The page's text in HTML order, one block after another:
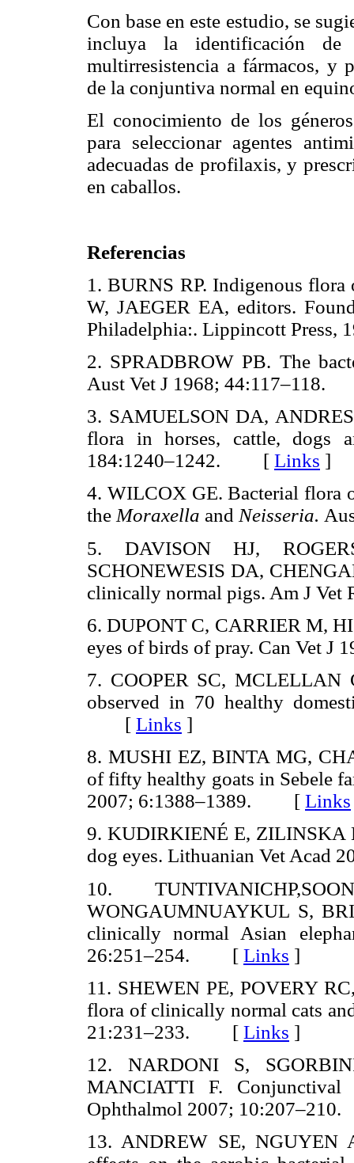
Con base en este estudio, se
incluya la identificación
multirresistencia a fármacos, y
de la conjuntiva normal en
El conocimiento de los
para seleccionar agentes
adecuadas de profilaxis, y
en caballos.
Referencias
1. BURNS RP. Indigenous
W, JAEGER EA, editors.
Philadelphia:. Lippincott
2. SPRADBROW PB. The
Aust Vet J 1968;
3. SAMUELSON DA,
flora in horses, cattle, dogs
184:1240–1242. [ Links ]
4. WILCOX GE. Bacterial flora
theMoraxella and Neisseria.
5. DAVISON HJ,
SCHONEWESIS DA,
clinically normal pigs. Am J
6. DUPONT C, CARRIER M,
eyes of birds of pray. Can
7. COOPER SC, MCLELLAN
observed in 70 healthy
[ Links ]
8. MUSHI EZ, BINTA MG,
of fifty healthy goats in Sebele
2007; 6:1388–1389. [ Links
9. KUDIRKIENÉ E, ZILINSKA
dog eyes. Lithuanian Vet
10.
WONGAUMNUAYKUL S,
clinically normal Asian
26:251–254. [ Links ]
11. SHEWEN PE, POVERY
flora of clinically normal cats
21:231–233. [ Links ]
12. NARDONI S,
MANCIATTI F.
Ophthalmol 2007;
13. ANDREW SE, NGUYEN